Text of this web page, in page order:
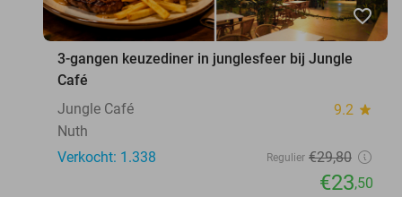
favorite_border
3-gangen keuzediner in junglesfeer bij Jungle
Café
Jungle Café
9.2 star
Nuth
Verkocht: 1.338
Regulier €29,80
€23,50